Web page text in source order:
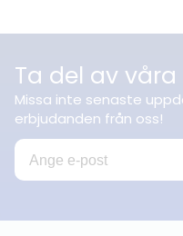
Ta del av
Missa inte senaste
erbjudanden från oss!